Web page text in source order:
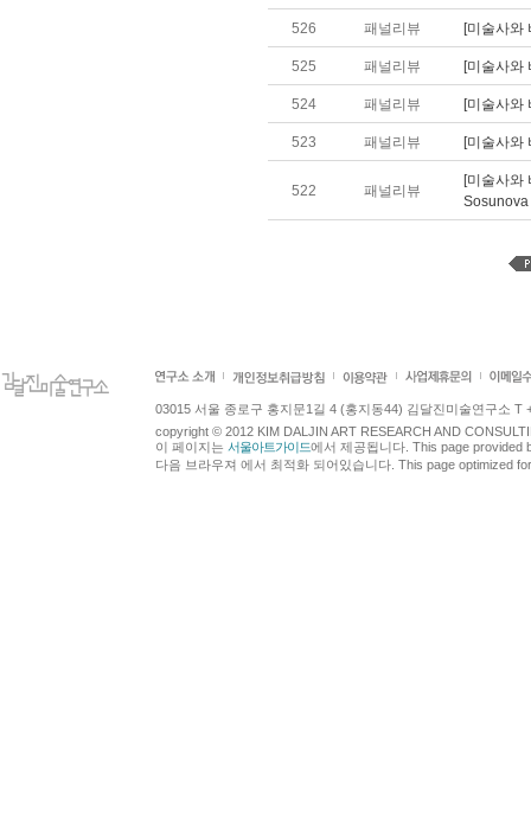
526 패널리뷰 [미술사와
525 패널리뷰 [미술사와
524 패널리뷰 [미술사와
523 패널리뷰 [미술사와
522 패널리뷰
[미술사와
Sosunova
03015 서울 종로구 홍지문1길 4 (홍지동44) 김달진미술연구소 T
copyright © 2012 KIM DALJIN ART RESEARCH AND
이 페이지는 서울아트가이드에서 제공됩니다. This page provided
다음 브라우져 에서 최적화 되어있습니다. This page optimized